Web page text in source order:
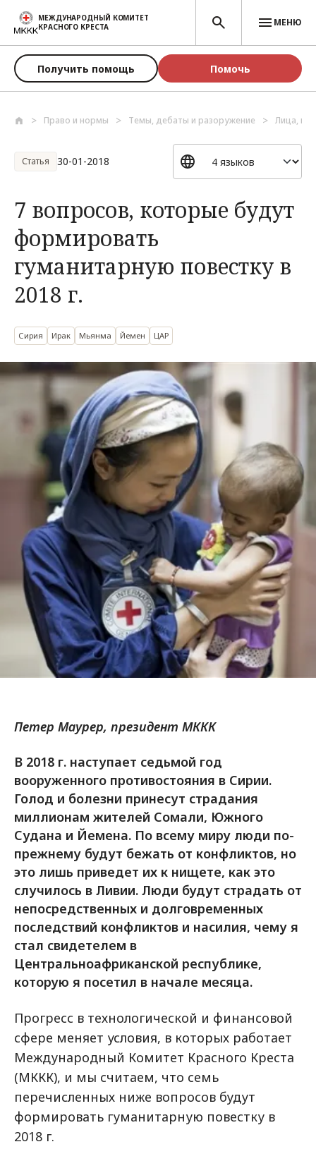
Перейти к основному содержанию
МЕЖДУНАРОДНЫЙ КОМИТЕТ
КРАСНОГО КРЕСТА
МЕНЮ
Получить помощь Помочь
Право и нормы Темы, дебаты и разоружение Лица,
Статья 30-01-2018
7 вопросов, которые будут
формировать
гуманитарную повестку в
2018 г.
Сирия Ирак Мьянма Йемен ЦАР
Петер Маурер, президент МККК
В 2018 г. наступает седьмой год
вооруженного противостояния в Сирии.
Голод и болезни принесут страдания
миллионам жителей Сомали, Южного
Судана и Йемена. По всему миру люди по-
прежнему будут бежать от конфликтов, но
это лишь приведет их к нищете, как это
случилось в Ливии. Люди будут страдать от
непосредственных и долговременных
последствий конфликтов и насилия, чему я
стал свидетелем в
Центральноафриканской республике,
которую я посетил в начале месяца.
Прогресс в технологической и финансовой
сфере меняет условия, в которых работает
Международный Комитет Красного Креста
(МККК), и мы считаем, что семь
перечисленных ниже вопросов будут
формировать гуманитарную повестку в
2018 г.